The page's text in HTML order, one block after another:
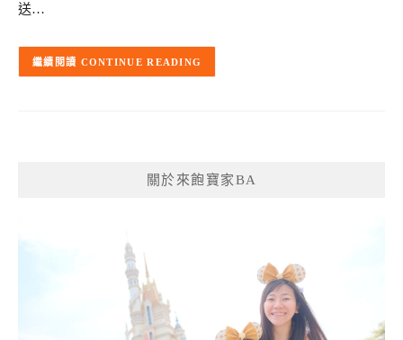
送…
CONTINUE READING
關於來飽寶家BA